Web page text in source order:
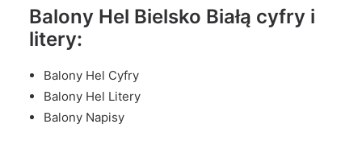
Balony Hel Bielsko Białą cyfry i
litery:
Balony Hel Cyfry
Balony Hel Litery
Balony Napisy